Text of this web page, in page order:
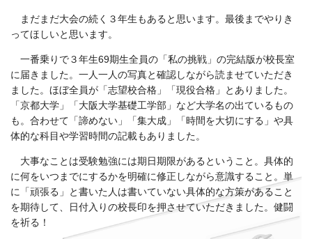
まだまだ大会の続く３年生もあると思います。最後までやりき
ってほしいと思います。
一番乗りで３年生69期生全員の「私の挑戦」の完結版が校長室
に届きました。一人一人の写真と確認しながら読ませていただき
ました。ほぼ全員が「志望校合格」「現役合格」とありました。
「京都大学」「大阪大学基礎工学部」など大学名の出ているもの
も。合わせて「諦めない」「集大成」「時間を大切にする」や具
体的な科目や学習時間の記載もありました。
大事なことは受験勉強には期日期限があるということ。具体的
に何をいつまでにするかを明確に修正しながら意識すること。単
に「頑張る」と書いた人は書いていない具体的な方策があること
を期待して、日付入りの校長印を押させていただきました。健闘
を祈る！